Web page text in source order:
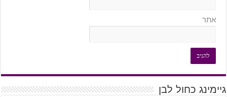
אתר
גיימינג כחול לבן